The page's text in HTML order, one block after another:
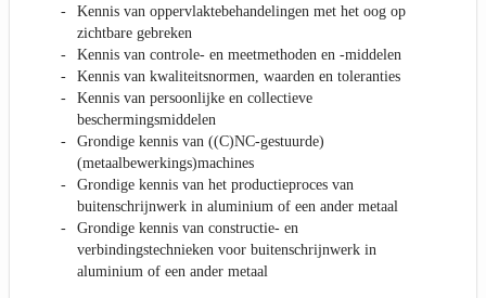
Kennis van oppervlaktebehandelingen met het oog op
zichtbare gebreken
Kennis van controle- en meetmethoden en -middelen
Kennis van kwaliteitsnormen, waarden en toleranties
Kennis van persoonlijke en collectieve
beschermingsmiddelen
Grondige kennis van ((C)NC-gestuurde)
(metaalbewerkings)machines
Grondige kennis van het productieproces van
buitenschrijnwerk in aluminium of een ander metaal
Grondige kennis van constructie- en
verbindingstechnieken voor buitenschrijnwerk in
aluminium of een ander metaal